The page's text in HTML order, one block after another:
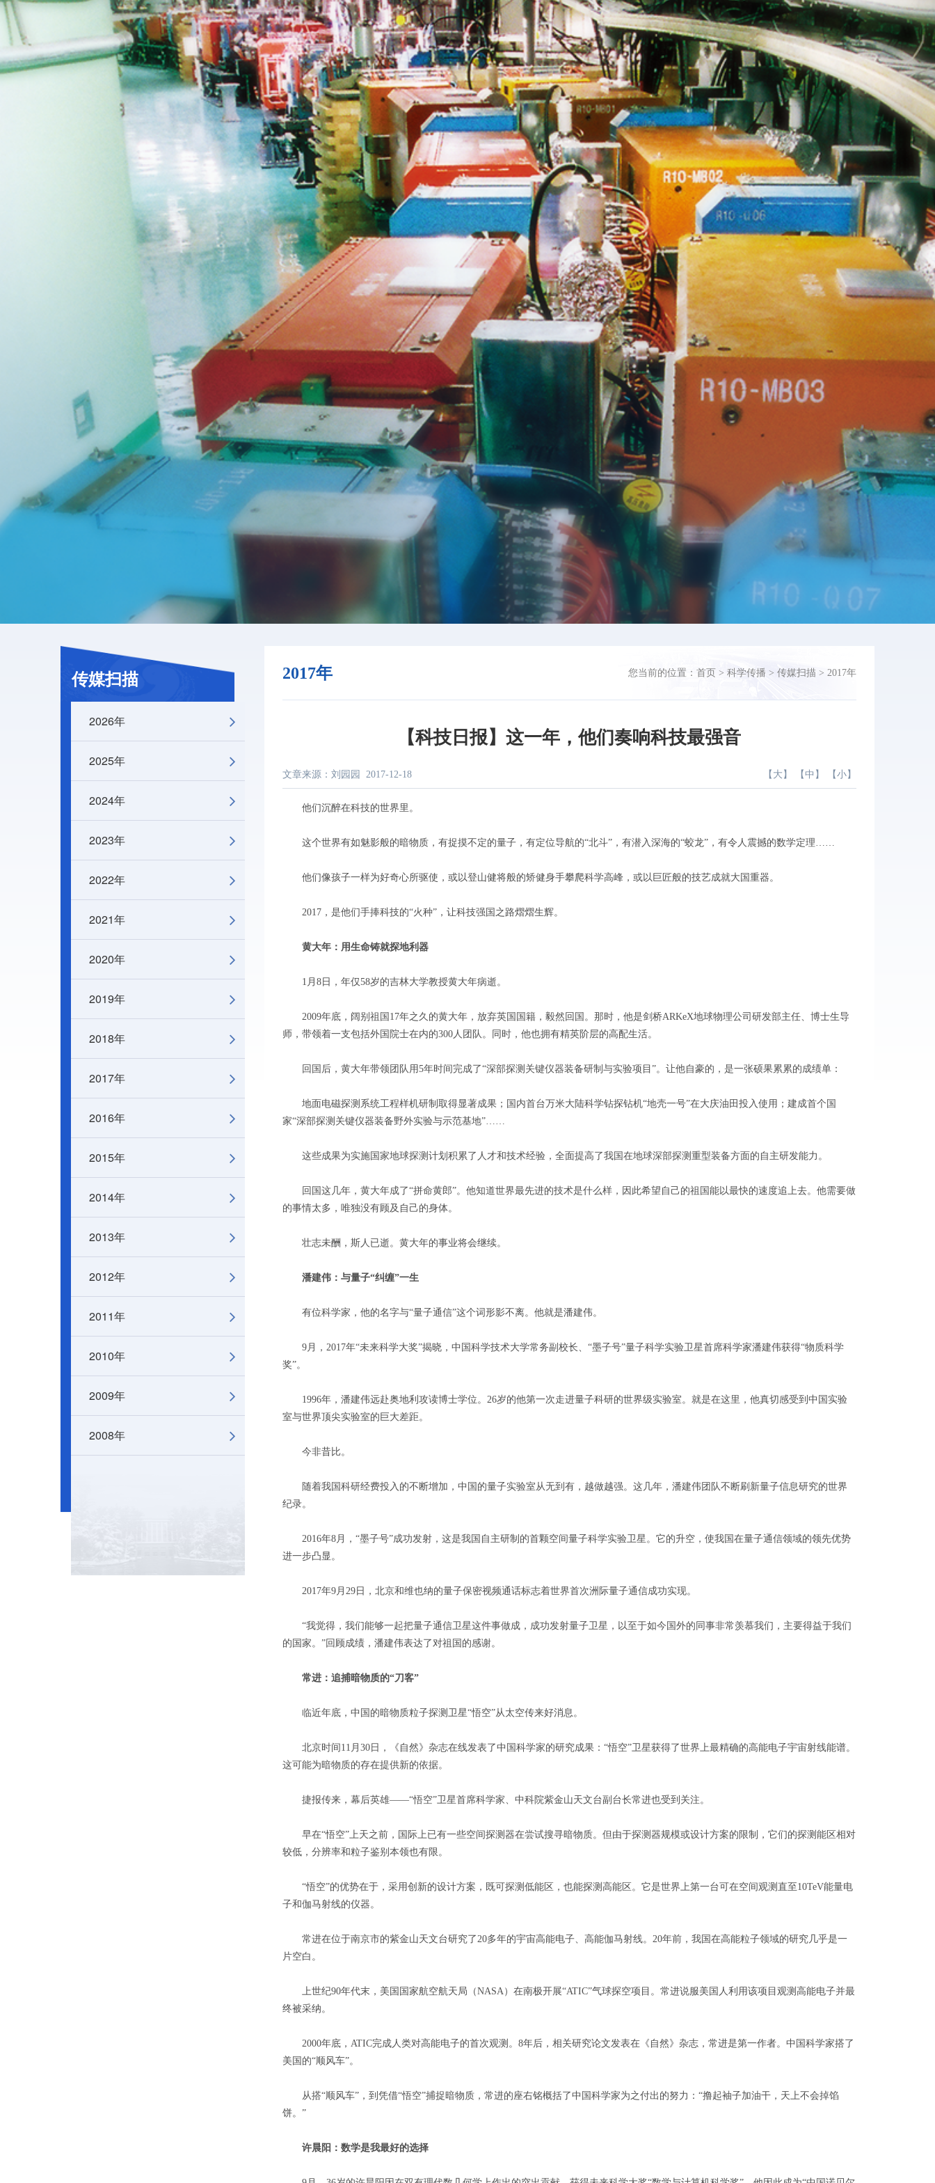
传媒扫描
2026年
2025年
2024年
2023年
2022年
2021年
2020年
2019年
2018年
2017年
2016年
2015年
2014年
2013年
2012年
2011年
2010年
2009年
2008年
2017年 您当前的位置： 首页 > 科学传播 > 传媒扫描 > 2017年
【科技日报】这一年，他们奏响科技最强音
文章来源：刘园园 2017-12-18 【 大 】 【 中 】 【 小 】
他们沉醉在科技的世界里。
这个世界有如魅影般的暗物质，有捉摸不定的量子，有定位导航的“北斗”，有潜入深海的“蛟龙”，有令人震撼的数学定理……
他们像孩子一样为好奇心所驱使，或以登山健将般的矫健身手攀爬科学高峰，或以巨匠般的技艺成就大国重器。
2017，是他们手捧科技的“火种”，让科技强国之路熠熠生辉。
黄大年：用生命铸就探地利器
1月8日，年仅58岁的吉林大学教授黄大年病逝。
2009年底，阔别祖国17年之久的黄大年，放弃英国国籍，毅然回国。那时，他是剑桥ARKeX地球物理公司研发部主任、博士生导
师，带领着一支包括外国院士在内的300人团队。同时，他也拥有精英阶层的高配生活。
回国后，黄大年带领团队用5年时间完成了“深部探测关键仪器装备研制与实验项目”。让他自豪的，是一张硕果累累的成绩单：
地面电磁探测系统工程样机研制取得显著成果；国内首台万米大陆科学钻探钻机“地壳一号”在大庆油田投入使用；建成首个国
家“深部探测关键仪器装备野外实验与示范基地”……
这些成果为实施国家地球探测计划积累了人才和技术经验，全面提高了我国在地球深部探测重型装备方面的自主研发能力。
回国这几年，黄大年成了“拼命黄郎”。他知道世界最先进的技术是什么样，因此希望自己的祖国能以最快的速度追上去。他需要做
的事情太多，唯独没有顾及自己的身体。
壮志未酬，斯人已逝。黄大年的事业将会继续。
潘建伟：与量子“纠缠”一生
有位科学家，他的名字与“量子通信”这个词形影不离。他就是潘建伟。
9月，2017年“未来科学大奖”揭晓，中国科学技术大学常务副校长、“墨子号”量子科学实验卫星首席科学家潘建伟获得“物质科学
奖”。
1996年，潘建伟远赴奥地利攻读博士学位。26岁的他第一次走进量子科研的世界级实验室。就是在这里，他真切感受到中国实验
室与世界顶尖实验室的巨大差距。
今非昔比。
随着我国科研经费投入的不断增加，中国的量子实验室从无到有，越做越强。这几年，潘建伟团队不断刷新量子信息研究的世界
纪录。
2016年8月，“墨子号”成功发射，这是我国自主研制的首颗空间量子科学实验卫星。它的升空，使我国在量子通信领域的领先优势
进一步凸显。
2017年9月29日，北京和维也纳的量子保密视频通话标志着世界首次洲际量子通信成功实现。
“我觉得，我们能够一起把量子通信卫星这件事做成，成功发射量子卫星，以至于如今国外的同事非常羡慕我们，主要得益于我们
的国家。”回顾成绩，潘建伟表达了对祖国的感谢。
常进：追捕暗物质的“刀客”
临近年底，中国的暗物质粒子探测卫星“悟空”从太空传来好消息。
北京时间11月30日，《自然》杂志在线发表了中国科学家的研究成果：“悟空”卫星获得了世界上最精确的高能电子宇宙射线能谱。
这可能为暗物质的存在提供新的依据。
捷报传来，幕后英雄——“悟空”卫星首席科学家、中科院紫金山天文台副台长常进也受到关注。
早在“悟空”上天之前，国际上已有一些空间探测器在尝试搜寻暗物质。但由于探测器规模或设计方案的限制，它们的探测能区相对
较低，分辨率和粒子鉴别本领也有限。
“悟空”的优势在于，采用创新的设计方案，既可探测低能区，也能探测高能区。它是世界上第一台可在空间观测直至10TeV能量电
子和伽马射线的仪器。
常进在位于南京市的紫金山天文台研究了20多年的宇宙高能电子、高能伽马射线。20年前，我国在高能粒子领域的研究几乎是一
片空白。
上世纪90年代末，美国国家航空航天局（NASA）在南极开展“ATIC”气球探空项目。常进说服美国人利用该项目观测高能电子并最
终被采纳。
2000年底，ATIC完成人类对高能电子的首次观测。8年后，相关研究论文发表在《自然》杂志，常进是第一作者。中国科学家搭了
美国的“顺风车”。
从搭“顺风车”，到凭借“悟空”捕捉暗物质，常进的座右铭概括了中国科学家为之付出的努力：“撸起袖子加油干，天上不会掉馅
饼。”
许晨阳：数学是我最好的选择